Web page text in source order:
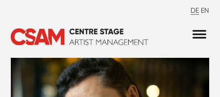
DE EN